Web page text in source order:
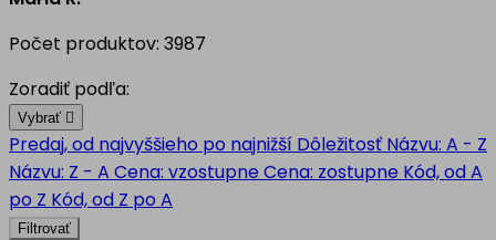
Počet produktov: 3987
Zoradiť podľa:
Vybrať 
Predaj, od najvyššieho po najnižší Dôležitosť Názvu: A - Z
Názvu: Z - A Cena: vzostupne Cena: zostupne Kód, od A
po Z Kód, od Z po A
Filtrovať